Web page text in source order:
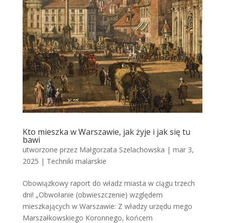
Kto mieszka w Warszawie, jak żyje i jak się tu
bawi
utworzone przez Małgorzata Szelachowska | mar 3,
2025 | Techniki malarskie
Obowiązkowy raport do władz miasta w ciągu trzech
dni! „Obwołanie (obwieszczenie) względem
mieszkających w Warszawie: Z władzy urzędu mego
Marszałkowskiego Koronnego, końcem